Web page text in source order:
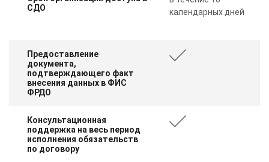
СДО
календарных дней
Предоставление
документа,
подтверждающего факт
внесения данных в ФИС
ФРДО
Консультационная
поддержка на весь период
исполнения обязательств
по договору